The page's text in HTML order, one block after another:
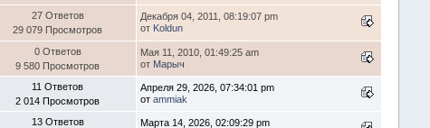
27 Ответов
29 079 Просмотров
Декабря 04, 2011, 08:19:07 pm
от Koldun
0 Ответов
9 580 Просмотров
Мая 11, 2010, 01:49:25 am
от Марыч
11 Ответов
2 014 Просмотров
Апреля 29, 2026, 07:34:01 pm
от ammiak
13 Ответов
Марта 14, 2026, 02:09:29 pm